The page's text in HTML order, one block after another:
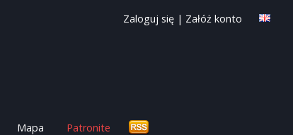
Zaloguj się | Załóż konto
Mapa Patronite